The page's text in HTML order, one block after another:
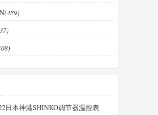
(489)
日本神港SHINKO调节器温控表